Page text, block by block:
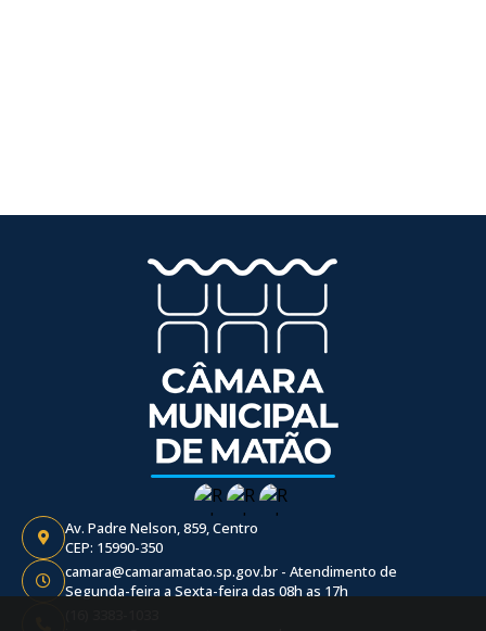
Av. Padre Nelson, 859, Centro
CEP: 15990-350
camara@camaramatao.sp.gov.br - Atendimento de
Segunda-feira a Sexta-feira das 08h as 17h